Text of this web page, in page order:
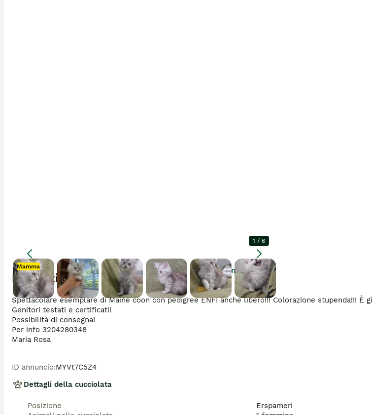
Mamma
Ingrandire
1 / 6
Mamma
Descrizione
Spettacolare esemplare di Maine coon con pedigree ENFI anche libero!!! Colorazione stupenda!!! È
Genitori testati e certificati!
Possibilità di consegna!
Per info 3204280348
ID annuncio:MYVt7C5Z4
Dettagli della cucciolata
Posizione
Erspameri